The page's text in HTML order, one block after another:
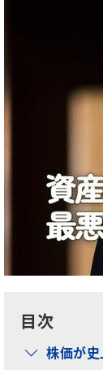
目次
株価が